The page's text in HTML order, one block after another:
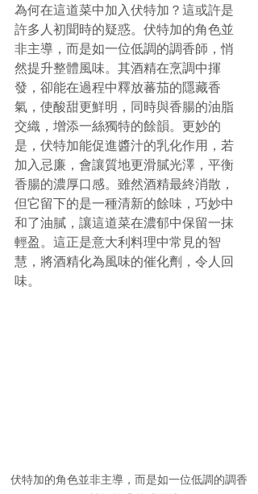
為何在這道菜中加入伏特加？這或許是
許多人初聞時的疑惑。伏特加的角色並
非主導，而是如一位低調的調香師，悄
然提升整體風味。其酒精在烹調中揮
發，卻能在過程中釋放蕃茄的隱藏香
氣，使酸甜更鮮明，同時與香腸的油脂
交織，增添一絲獨特的餘韻。更妙的
是，伏特加能促進醬汁的乳化作用，若
加入忌廉，會讓質地更滑膩光澤，平衡
香腸的濃厚口感。雖然酒精最終消散，
但它留下的是一種清新的餘味，巧妙中
和了油膩，讓這道菜在濃郁中保留一抹
輕盈。這正是意大利料理中常見的智
慧，將酒精化為風味的催化劑，令人回
味。
伏特加的角色並非主導，而是如一位低調的調香